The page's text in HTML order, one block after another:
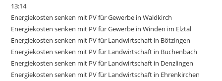
13:14
Energiekosten senken mit PV für Gewerbe in Waldkirch
Energiekosten senken mit PV für Gewerbe in Winden im Elztal
Energiekosten senken mit PV für Landwirtschaft in Bötzingen
Energiekosten senken mit PV für Landwirtschaft in Buchenbach
Energiekosten senken mit PV für Landwirtschaft in Denzlingen
Energiekosten senken mit PV für Landwirtschaft in Ehrenkirchen